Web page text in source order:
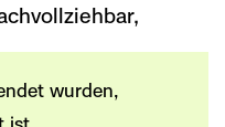
wurden,